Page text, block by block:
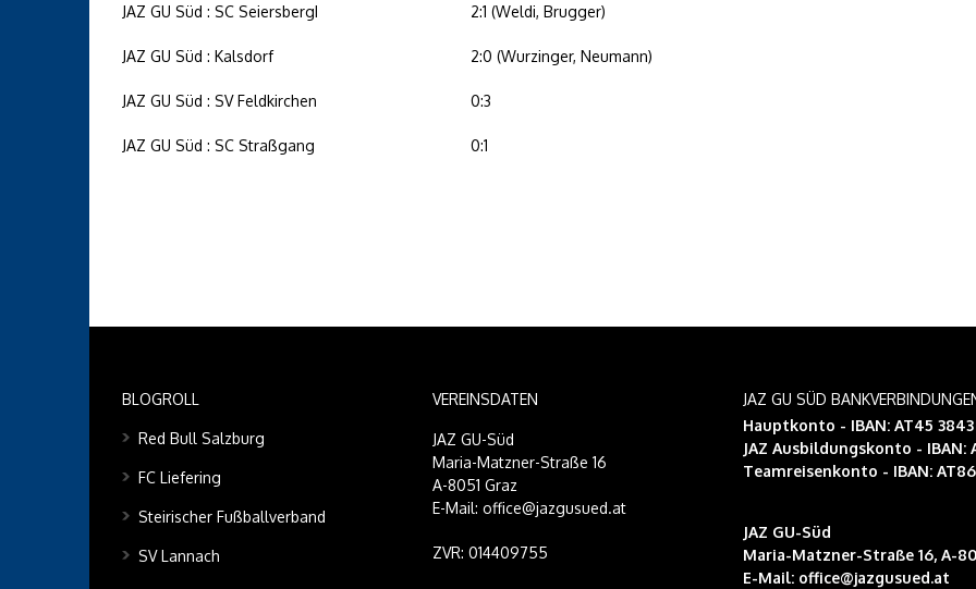
JAZ GU Süd : SC SeiersbergI 2:1 (Weldi, Brugger)
JAZ GU Süd : Kalsdorf 2:0 (Wurzinger, Neumann)
JAZ GU Süd : SV Feldkirchen 0:3
JAZ GU Süd : SC Straßgang 0:1
BLOGROLL
Red Bull Salzburg
FC Liefering
Steirischer Fußballverband
SV Lannach
VEREINSDATEN
JAZ GU-Süd
Maria-Matzner-Straße 16
A-8051 Graz
E-Mail: office@jazgusued.at
ZVR: 014409755
JAZ GU SÜD
Hauptkonto - IBAN: AT45
JAZ Ausbildungskonto - IBAN:
Teamreisenkonto - IBAN:
JAZ GU-Süd
Maria-Matzner-Straße 16, A-
E-Mail: office@jazgusued.at